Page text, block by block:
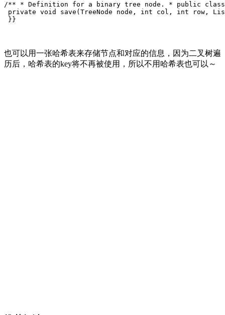
/** * Definition for a binary tree node.
* public class
private void save ( TreeNode node, int col, int row,
} }
也可以用一张哈希表来存储节点和对应的信息，因为二叉树遍
历后，哈希表的key将不再被使用，所以不用哈希表也可以～